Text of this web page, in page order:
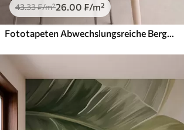
43.33₣/m²26.00 ₣/m²
Fototapeten Abwechslungsreiche Berglandschaft